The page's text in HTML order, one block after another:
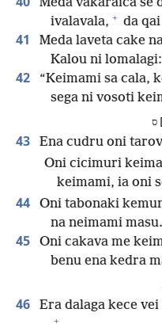
ivalavala, + da
41
Meda laveta cake
Kalou ni lomalagi:
42 “Keimami sa cala,
sega ni vosoti
43 Ena cudru oni
Oni cicimuri
keimami, ia oni
44
Oni tabonaki
na neimami masu.
45
Oni cakava me
benu ena kedra
46 Era dalaga kece
+